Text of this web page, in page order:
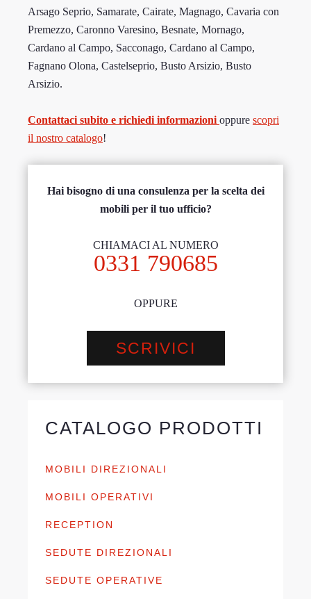
Arsago Seprio, Samarate, Cairate, Magnago, Cavaria con
Premezzo, Caronno Varesino, Besnate, Mornago,
Cardano al Campo, Sacconago, Cardano al Campo,
Fagnano Olona, Castelseprio, Busto Arsizio, Busto
Arsizio.
Contattaci subito e richiedi informazioni oppure scopri
il nostro catalogo!
Hai bisogno di una consulenza per la scelta dei
mobili per il tuo ufficio?
CHIAMACI AL NUMERO
0331 790685
OPPURE
SCRIVICI
CATALOGO PRODOTTI
MOBILI DIREZIONALI
MOBILI OPERATIVI
RECEPTION
SEDUTE DIREZIONALI
SEDUTE OPERATIVE